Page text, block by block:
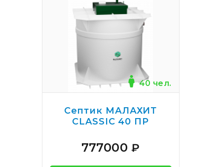
40 чел.
Септик МАЛАХИТ
CLASSIC 40 ПР
777000₽